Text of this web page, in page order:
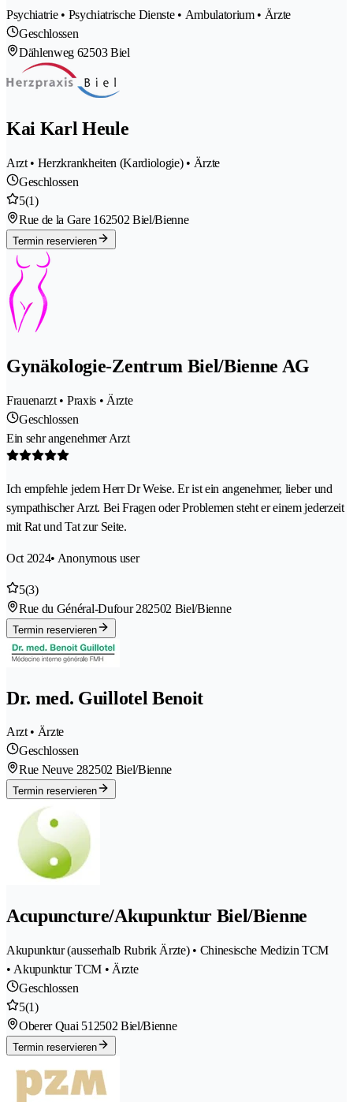
Psychiatrie • Psychiatrische Dienste • Ambulatorium • Ärzte
Geschlossen
Dählenweg 62503 Biel
Kai Karl Heule
Arzt • Herzkrankheiten (Kardiologie) • Ärzte
Geschlossen
5(1)
Rue de la Gare 162502 Biel/Bienne
Termin reservieren
Gynäkologie-Zentrum Biel/Bienne AG
Frauenarzt • Praxis • Ärzte
Geschlossen
Ein sehr angenehmer Arzt
Ich empfehle jedem Herr Dr Weise. Er ist ein angenehmer, lieber und
sympathischer Arzt. Bei Fragen oder Problemen steht er einem jederzeit
mit Rat und Tat zur Seite.
Oct 2024• Anonymous user
5(3)
Rue du Général-Dufour 282502 Biel/Bienne
Termin reservieren
Dr. med. Guillotel Benoit
Arzt • Ärzte
Geschlossen
Rue Neuve 282502 Biel/Bienne
Termin reservieren
Acupuncture/Akupunktur Biel/Bienne
Akupunktur (ausserhalb Rubrik Ärzte) • Chinesische Medizin TCM
• Akupunktur TCM • Ärzte
Geschlossen
5(1)
Oberer Quai 51 2502 Biel/Bienne
Termin reservieren